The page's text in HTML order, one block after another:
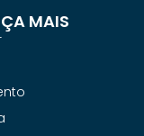
MAIS